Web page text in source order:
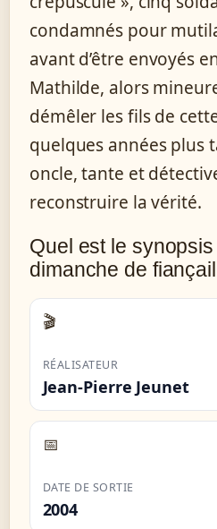
condamnés pour
avant d’être envoyés
Mathilde, alors
démêler les fils de
quelques années plus
oncle, tante et
reconstruire la vérité.
Quel est le synopsis
dimanche de
🎬
RÉALISATEUR
Jean-Pierre Jeunet
📅
DATE DE SORTIE
2004